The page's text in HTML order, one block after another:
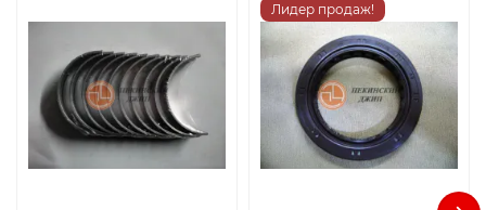
Лидер продаж!